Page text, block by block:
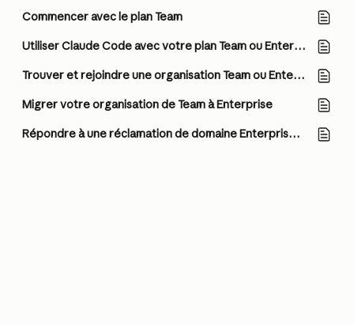
Commencer avec le plan Team
Utiliser Claude Code avec votre plan Team ou Enterprise
Trouver et rejoindre une organisation Team ou Enterprise
Migrer votre organisation de Team à Enterprise
Répondre à une réclamation de domaine Enterprise sur votre compte Claude